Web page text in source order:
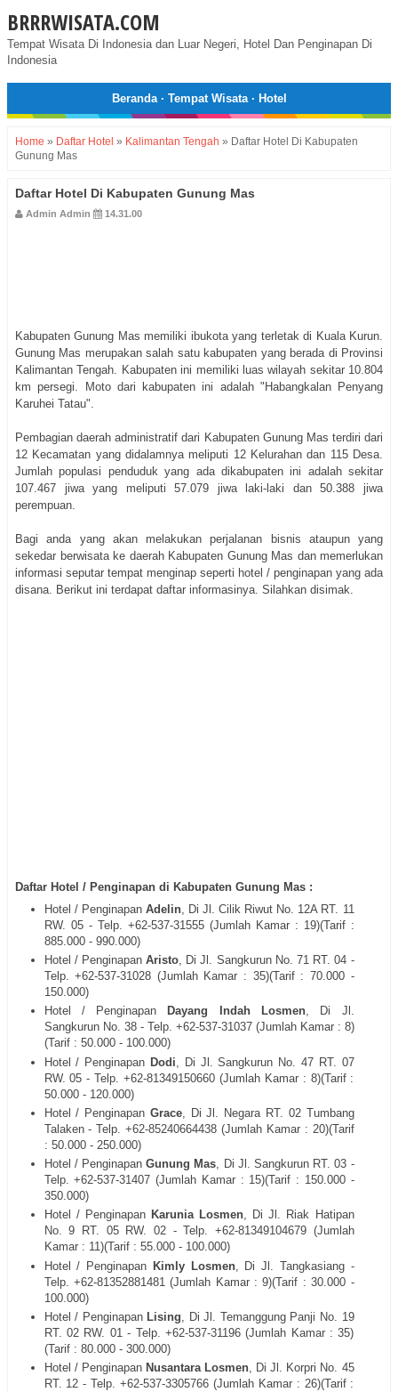
BRRRWISATA.COM
Tempat Wisata Di Indonesia dan Luar Negeri, Hotel Dan Penginapan Di
Indonesia
Beranda· Tempat Wisata· Hotel
Home » Daftar Hotel » Kalimantan Tengah » Daftar Hotel Di Kabupaten
Gunung Mas
Daftar Hotel Di Kabupaten Gunung Mas
Admin Admin 14.31.00
Kabupaten Gunung Mas memiliki ibukota yang terletak di Kuala Kurun.
Gunung Mas merupakan salah satu kabupaten yang berada di Provinsi
Kalimantan Tengah. Kabupaten ini memiliki luas wilayah sekitar 10.804
km persegi. Moto dari kabupaten ini adalah "Habangkalan Penyang
Karuhei Tatau".
Pembagian daerah administratif dari Kabupaten Gunung Mas terdiri dari
12 Kecamatan yang didalamnya meliputi 12 Kelurahan dan 115 Desa.
Jumlah populasi penduduk yang ada dikabupaten ini adalah sekitar
107.467 jiwa yang meliputi 57.079 jiwa laki-laki dan 50.388 jiwa
perempuan.
Bagi anda yang akan melakukan perjalanan bisnis ataupun yang
sekedar berwisata ke daerah Kabupaten Gunung Mas dan memerlukan
informasi seputar tempat menginap seperti hotel / penginapan yang ada
disana. Berikut ini terdapat daftar informasinya. Silahkan disimak.
Daftar Hotel / Penginapan di Kabupaten Gunung Mas :
Hotel / PenginapanAdelin, Di Jl. Cilik Riwut No. 12A RT. 11
RW. 05 - Telp. +62-537-31555 (Jumlah Kamar : 19)(Tarif :
885.000 - 990.000)
Hotel / PenginapanAristo, Di Jl. Sangkurun No. 71 RT. 04 -
Telp. +62-537-31028 (Jumlah Kamar : 35)(Tarif : 70.000 -
150.000)
Hotel / Penginapan Dayang Indah Losmen, Di Jl.
Sangkurun No. 38 - Telp. +62-537-31037 (Jumlah Kamar : 8)
(Tarif : 50.000 - 100.000)
Hotel / Penginapan Dodi , Di Jl. Sangkurun No. 47 RT. 07
RW. 05 - Telp. +62-81349150660 (Jumlah Kamar : 8)(Tarif :
50.000 - 120.000)
Hotel / Penginapan Grace, Di Jl. Negara RT. 02 Tumbang
Talaken - Telp. +62-85240664438 (Jumlah Kamar : 20)(Tarif
: 50.000 - 250.000)
Hotel / PenginapanGunung Mas, Di Jl. Sangkurun RT. 03 -
Telp. +62-537-31407 (Jumlah Kamar : 15)(Tarif : 150.000 -
350.000)
Hotel / PenginapanKarunia Losmen, Di Jl. Riak Hatipan
No. 9 RT. 05 RW. 02 - Telp. +62-81349104679 (Jumlah
Kamar : 11)(Tarif : 55.000 - 100.000)
Hotel / Penginapan Kimly Losmen, Di Jl. Tangkasiang -
Telp. +62-81352881481 (Jumlah Kamar : 9)(Tarif : 30.000 -
100.000)
Hotel / PenginapanLising , Di Jl. Temanggung Panji No. 19
RT. 02 RW. 01 - Telp. +62-537-31196 (Jumlah Kamar : 35)
(Tarif : 80.000 - 300.000)
Hotel / PenginapanNusantara Losmen, Di Jl. Korpri No. 45
RT. 12 - Telp. +62-537-3305766 (Jumlah Kamar : 26)(Tarif :